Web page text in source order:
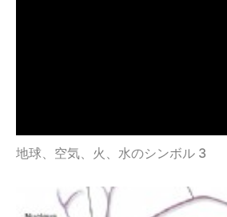
地球、空気、火、水のシンボル 3